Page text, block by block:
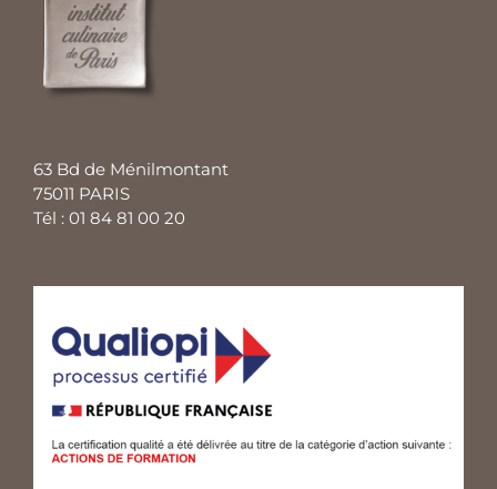
63 Bd de Ménilmontant
75011 PARIS
Tél : 01 84 81 00 20